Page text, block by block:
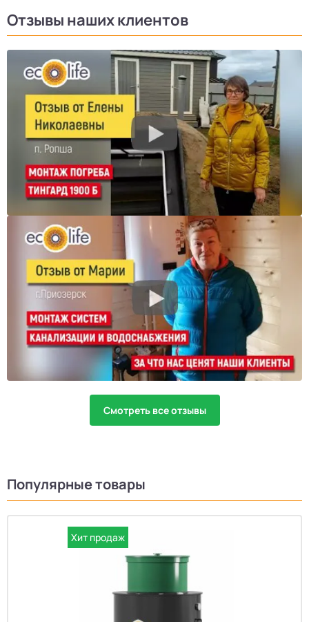
Отзывы наших клиентов
Смотреть все отзывы
Популярные товары
Хит продаж